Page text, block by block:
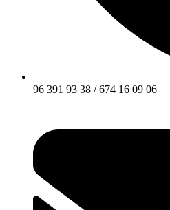
96 391 93 38 / 674 16 09 06